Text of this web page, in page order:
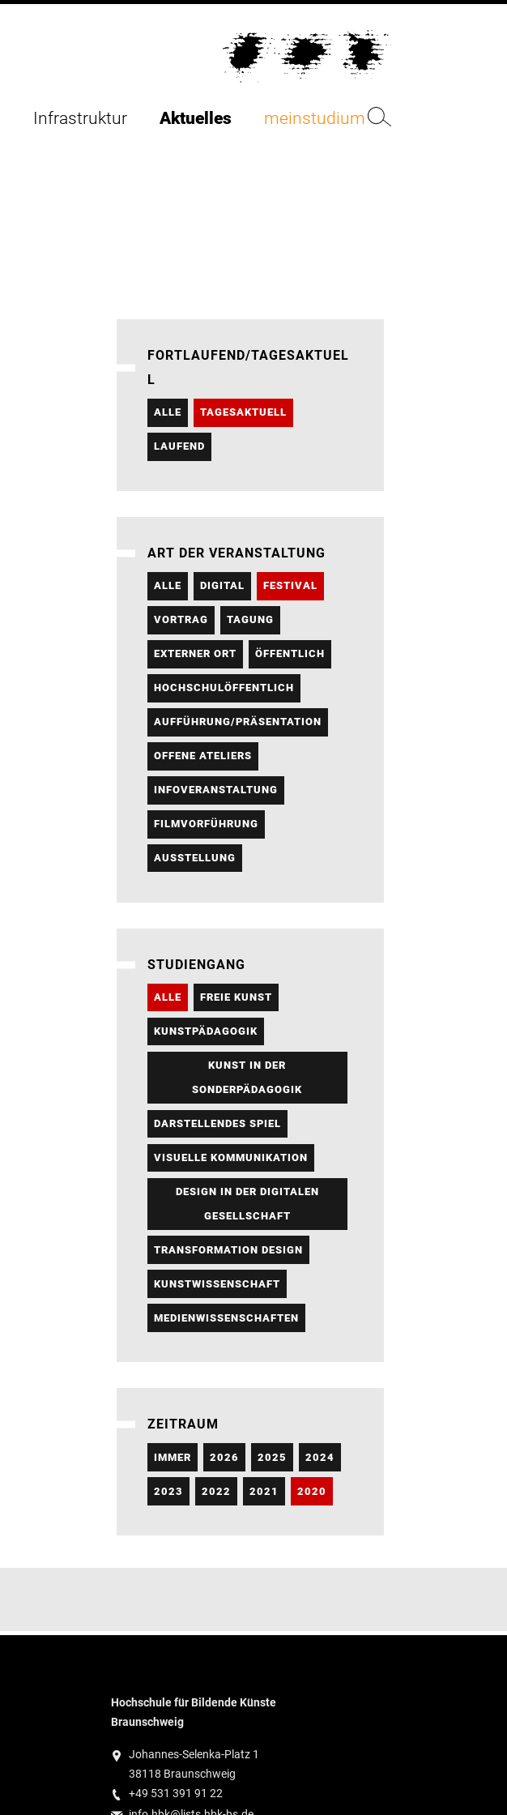
Infrastruktur Aktuelles meinstudium
FORTLAUFEND/TAGESAKTUEL
L
ALLE TAGESAKTUELL
LAUFEND
ART DER VERANSTALTUNG
ALLE DIGITAL FESTIVAL
VORTRAG TAGUNG
EXTERNER ORT ÖFFENTLICH
HOCHSCHULÖFFENTLICH
AUFFÜHRUNG/PRÄSENTATION
OFFENE ATELIERS
INFOVERANSTALTUNG
FILMVORFÜHRUNG
AUSSTELLUNG
STUDIENGANG
ALLE FREIE KUNST
KUNSTPÄDAGOGIK
KUNST IN DER
SONDERPÄDAGOGIK
DARSTELLENDES SPIEL
VISUELLE KOMMUNIKATION
DESIGN IN DER DIGITALEN
GESELLSCHAFT
TRANSFORMATION DESIGN
KUNSTWISSENSCHAFT
MEDIENWISSENSCHAFTEN
ZEITRAUM
IMMER 2026 2025 2024
2023 2022 2021 2020
Hochschule für Bildende Künste
Braunschweig
Johannes-Selenka-Platz 1
38118 Braunschweig
+49 531 391 91 22